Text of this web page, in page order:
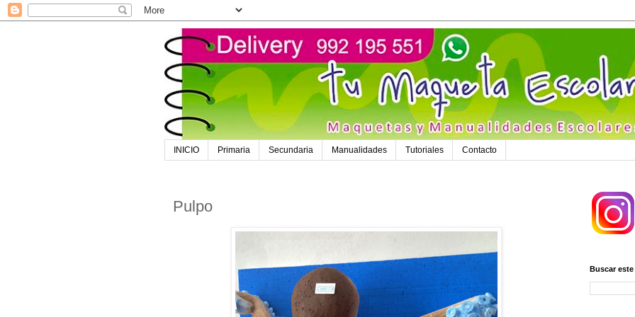
INICIO Primaria Secundaria Manualidades Tutoriales Contacto
Pulpo
Buscar